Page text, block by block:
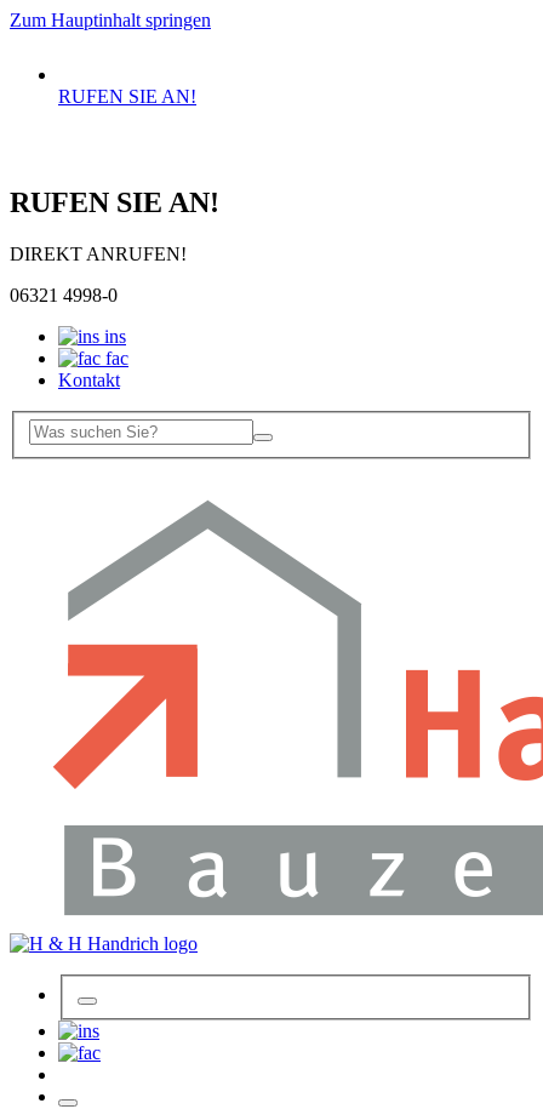
Zum Hauptinhalt springen
RUFEN SIE AN!
RUFEN SIE AN!
DIREKT ANRUFEN!
06321 4998-0
ins
fac
Kontakt